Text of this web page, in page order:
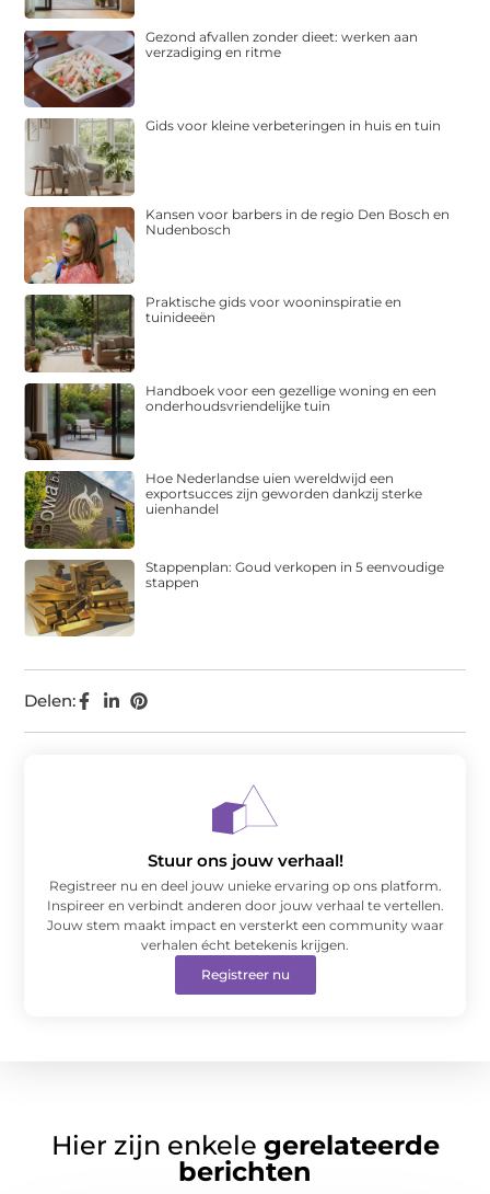
Delen:
Gezond afvallen zonder dieet: werken aan
verzadiging en ritme
Gids voor kleine verbeteringen in huis en tuin
Kansen voor barbers in de regio Den Bosch en
Nudenbosch
Praktische gids voor wooninspiratie en
tuinideeën
Handboek voor een gezellige woning en een
onderhoudsvriendelijke tuin
Hoe Nederlandse uien wereldwijd een
exportsucces zijn geworden dankzij sterke
uienhandel
Stappenplan: Goud verkopen in 5 eenvoudige
stappen
Stuur ons jouw verhaal!
Registreer nu en deel jouw unieke ervaring op ons platform.
Inspireer en verbindt anderen door jouw verhaal te vertellen.
Jouw stem maakt impact en versterkt een community waar
verhalen écht betekenis krijgen.
Registreer nu
Hier zijn enkele gerelateerde
berichten